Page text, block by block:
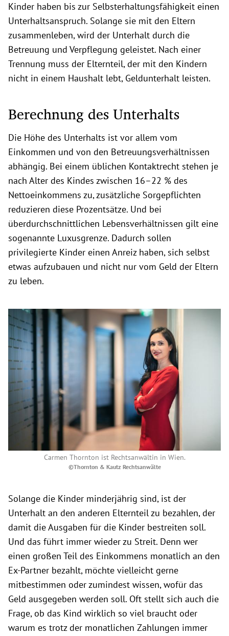
Kinder haben bis zur Selbsterhaltungsfähigkeit einen
Unterhaltsanspruch. Solange sie mit den Eltern
zusammenleben, wird der Unterhalt durch die
Betreuung und Verpflegung geleistet. Nach einer
Trennung muss der Elternteil, der mit den Kindern
nicht in einem Haushalt lebt, Geldunterhalt leisten.
Berechnung des Unterhalts
Die Höhe des Unterhalts ist vor allem vom
Einkommen und von den Betreuungsverhältnissen
abhängig. Bei einem üblichen Kontaktrecht stehen je
nach Alter des Kindes zwischen 16–22 % des
Nettoeinkommens zu, zusätzliche Sorgepflichten
reduzieren diese Prozentsätze. Und bei
überdurchschnittlichen Lebensverhältnissen gilt eine
sogenannte Luxusgrenze. Dadurch sollen
privilegierte Kinder einen Anreiz haben, sich selbst
etwas aufzubauen und nicht nur vom Geld der Eltern
zu leben.
Carmen Thornton ist Rechtsanwältin in Wien.
©Thornton & Kautz Rechtsanwälte
Solange die Kinder minderjährig sind, ist der
Unterhalt an den anderen Elternteil zu bezahlen, der
damit die Ausgaben für die Kinder bestreiten soll.
Und das führt immer wieder zu Streit. Denn wer
einen großen Teil des Einkommens monatlich an den
Ex-Partner bezahlt, möchte vielleicht gerne
mitbestimmen oder zumindest wissen, wofür das
Geld ausgegeben werden soll. Oft stellt sich auch die
Frage, ob das Kind wirklich so viel braucht oder
warum es trotz der monatlichen Zahlungen immer